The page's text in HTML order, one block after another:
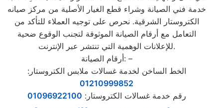
خدمة فني الصيانة وشراء قطع الغيار الأصلية من مركز صيانه
الكتروستار الشرقية. نحرص على توجيه العملاء للتأكد من
التعامل مع أرقام الصيانة الموثوقة لتجنب الوقوع ضحية
للإعلانات الوهمية التي تنتشر عبر الإنترنت.
أرقام الصيانة: –
الخط الساخن لخدمة غسالات ملابس الكتروستار:
01210999852
رقم خدمة غسالات الكتروستار: 01096922100